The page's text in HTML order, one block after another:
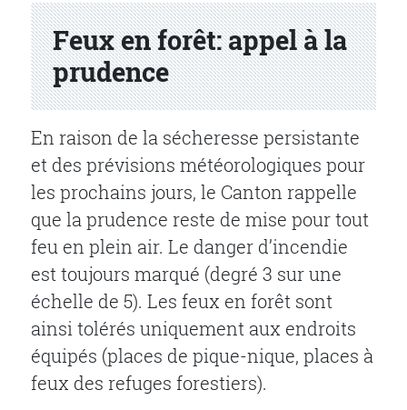
Feux en forêt: appel à la
prudence
Partenaire(s)
En raison de la sécheresse persistante
et des prévisions météorologiques pour
les prochains jours, le Canton rappelle
que la prudence reste de mise pour tout
feu en plein air. Le danger d’incendie
est toujours marqué (degré 3 sur une
échelle de 5). Les feux en forêt sont
ainsi tolérés uniquement aux endroits
équipés (places de pique-nique, places à
feux des refuges forestiers).